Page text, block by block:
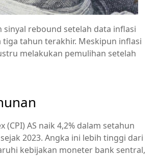
rebound setelah data inflasi
tahun terakhir. Meskipun inflasi
melakukan pemulihan setelah
AS naik 4,2% dalam setahun
2023. Angka ini lebih tinggi dari
kebijakan moneter bank sentral,